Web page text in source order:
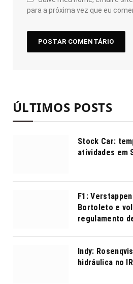
para a próxima vez que eu
ÚLTIMOS POSTS
Stock Car:
atividades em
F1:
Bortoleto e
regulamento
Indy:
hidráulica no